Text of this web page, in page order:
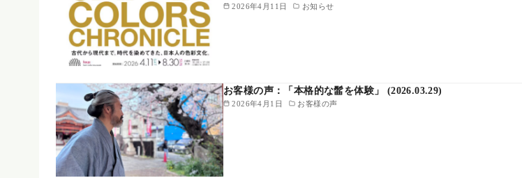
2026年4月11日 お知らせ
2026年4月1日 お客様の声
お客様の声：「本格的な髷を体験」 (2026.03.29)